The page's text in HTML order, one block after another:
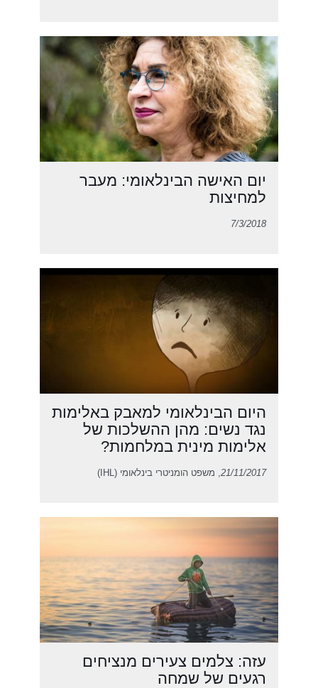
יום האישה הבינלאומי: מעבר
למחיצות
7/3/2018
היום הבינלאומי למאבק באלימות
נגד נשים: מהן ההשלכות של
אלימות מינית במלחמות?
21/11/2017, משפט הומניטרי בינלאומי (IHL)
עזה: צלמים צעירים מנציחים
רגעים של שמחה